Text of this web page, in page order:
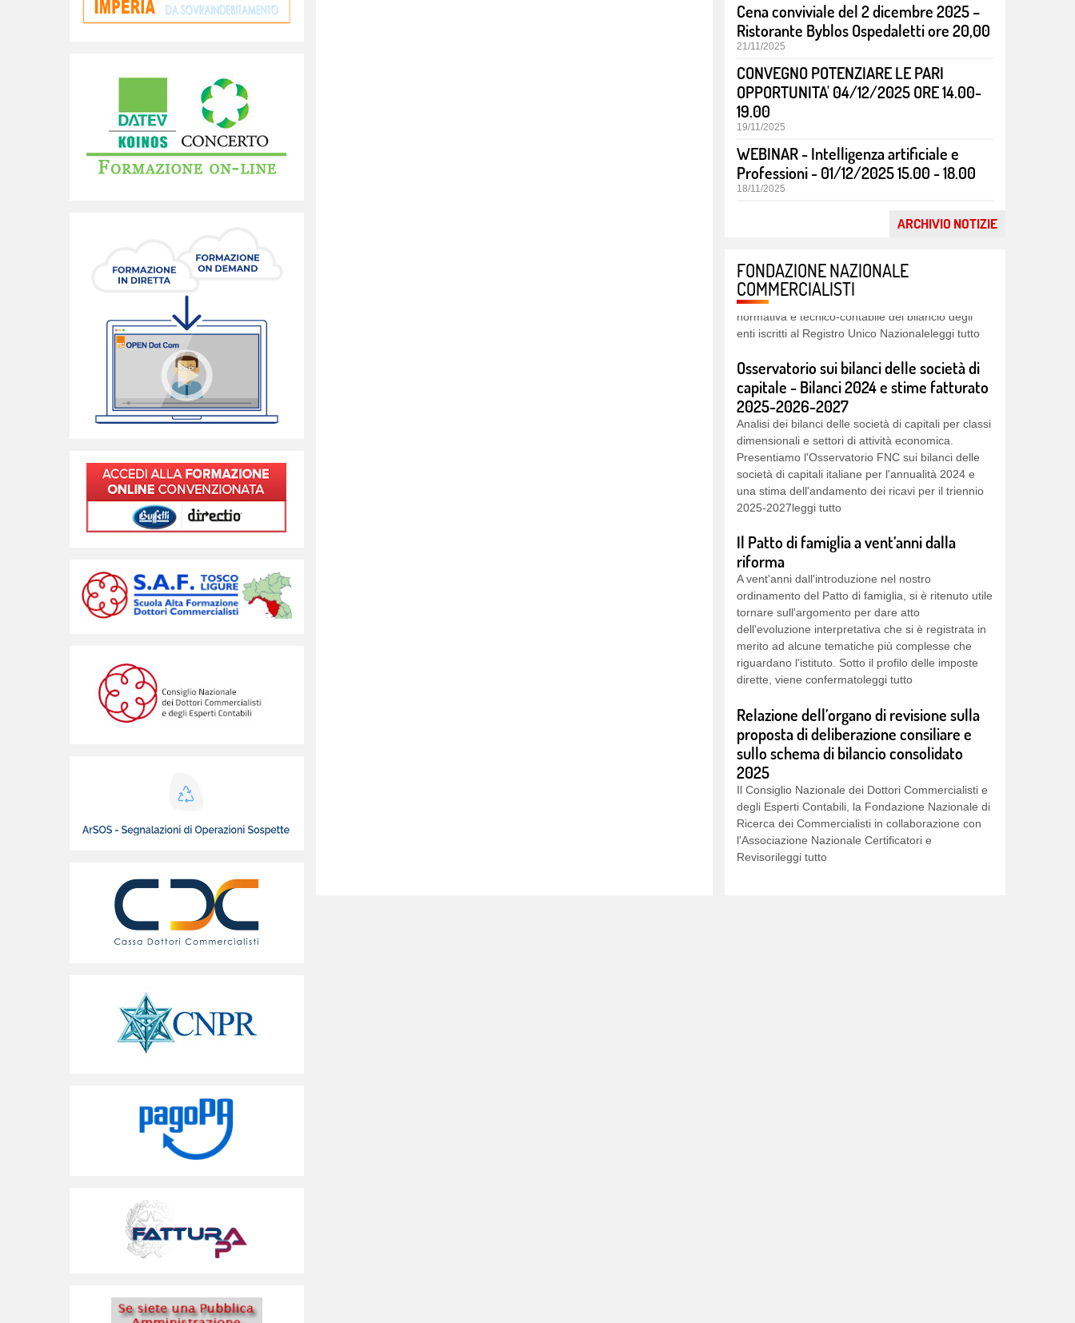
ARCHIVIO NOTIZIE
Cena conviviale del 2 dicembre 2025 –
Ristorante Byblos Ospedaletti ore 20,00
21/11/2025
CONVEGNO POTENZIARE LE PARI
OPPORTUNITA' 04/12/2025 ORE 14.00-
19.00
19/11/2025
WEBINAR - Intelligenza artificiale e
Professioni - 01/12/2025 15.00 - 18.00
18/11/2025
FONDAZIONE NAZIONALE
COMMERCIALISTI
Il bilancio degli enti del Terzo settore
della più recente prassi ministeriale e operativa. Il
giunto alla sua quarta edizione, offre un'analisi
normativa e tecnico-contabile del bilancio degli
enti iscritti al Registro Unico Nazionaleleggi tutto
Osservatorio sui bilanci delle società di
2025-2026-2027
Analisi dei bilanci delle società di capitali per classi
dimensionali e settori di attività economica.
Presentiamo l'Osservatorio FNC sui bilanci delle
società di capitali italiane per l'annualità 2024 e
una stima dell'andamento dei ricavi per il triennio
2025-2027leggi tutto
Il Patto di famiglia a vent’anni dalla
A vent'anni dall'introduzione nel nostro
ordinamento del Patto di famiglia, si è ritenuto utile
tornare sull'argomento per dare atto
dell'evoluzione interpretativa che si è registrata in
merito ad alcune tematiche più complesse che
riguardano l'istituto. Sotto il profilo delle imposte
dirette, viene confermatoleggi tutto
Relazione dell’organo di revisione sulla
sullo schema di bilancio consolidato
2025
Il Consiglio Nazionale dei Dottori Commercialisti e
degli Esperti Contabili, la Fondazione Nazionale di
Ricerca dei Commercialisti in collaborazione con
l'Associazione Nazionale Certificatori e
Revisorileggi tutto
Rapporto 2026 sull’Albo dei Dottori